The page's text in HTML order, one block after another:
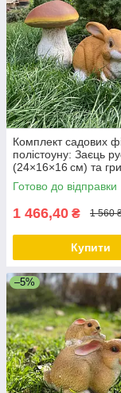
Комплект садових
полістоуну: Заєць
(24×16×16 см) та
Боровик (23×14×14
садово-паркові
Готово до відправки
1 466,40 ₴ 1 560
Купити
–5%